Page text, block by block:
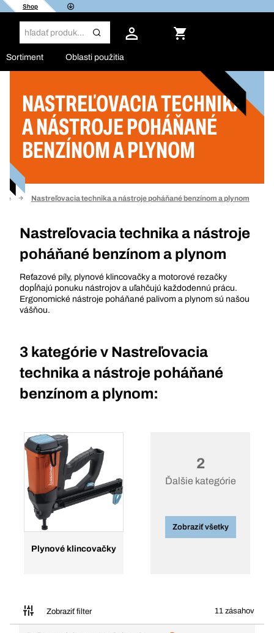
Shop
Sortiment Oblasti použitia
NASTREĽOVACIA TECHNIKA
A NÁSTROJE POHÁŇANÉ
BENZÍNOM A PLYNOM
Nastreľovacia technika a nástroje poháňané benzínom a plynom
Nastreľovacia technika a nástroje
poháňané benzínom a plynom
Reťazové píly, plynové klincovačky a motorové rezačky
dopĺňajú ponuku nástrojov a uľahčujú každodennú prácu.
Ergonomické nástroje poháňané palivom a plynom sú našou
vášňou.
3 kategórie v Nastreľovacia
technika a nástroje poháňané
benzínom a plynom:
Plynové klincovačky
2
Ďalšie kategórie
Zobraziť všetky
Zobraziť filter 11 zásahov
Filter